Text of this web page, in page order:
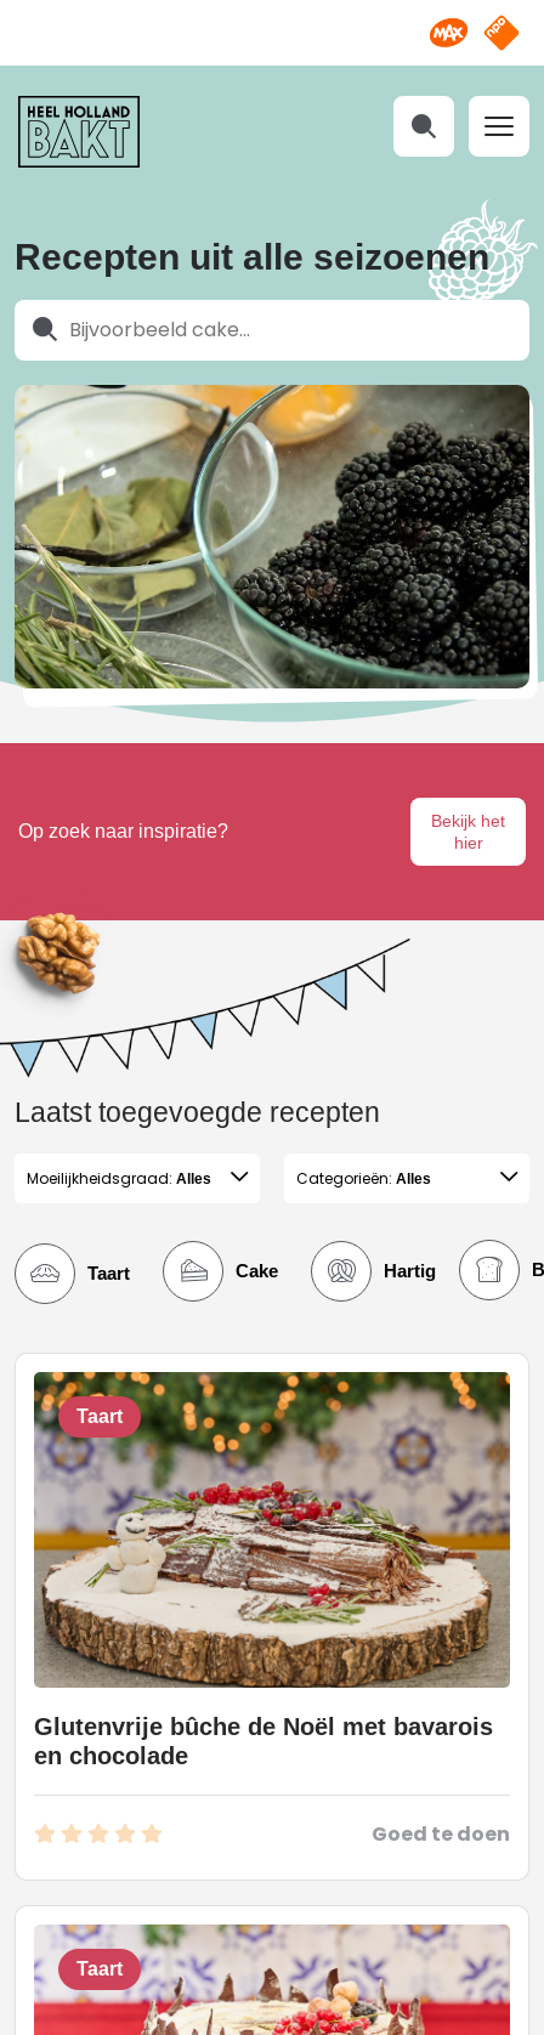
Omroep
NPO
Heel
Holland
Bakt
Zoeken
Recepten uit alle seizoenen
ZoekenZoeken
Op zoek naar inspiratie?
Bekijk het
hier
Laatst toegevoegde recepten
Moeilijkheidsgraad: Alles Categorieën: Alles
Taart Cake Hartig
Taart
Glutenvrije bûche de Noël met bavarois
en chocolade
Goed te doen
Taart